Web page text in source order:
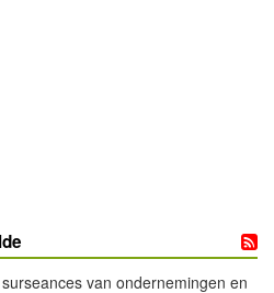
van ondernemingen en